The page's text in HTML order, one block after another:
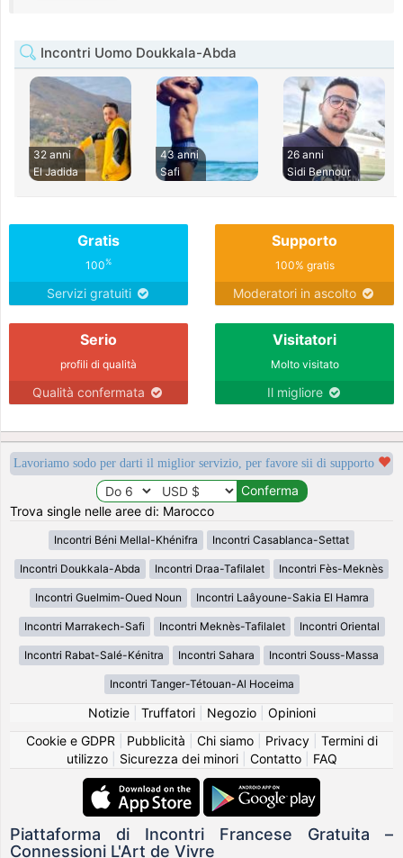
Incontri Uomo Doukkala-Abda
32 anni
El Jadida
43 anni
Safi
26 anni
Sidi Bennour
Gratis
100%
Servizi gratuiti
Supporto
100% gratis
Moderatori in ascolto
Serio
profili di qualità
Qualità confermata
Visitatori
Molto visitato
Il migliore
Lavoriamo sodo per darti il miglior servizio, per favore sii di supporto
Trova single nelle aree di: Marocco
Incontri Béni Mellal-Khénifra Incontri Casablanca-Settat
Incontri Doukkala-Abda Incontri Draa-Tafilalet Incontri Fès-Meknès
Incontri Guelmim-Oued Noun Incontri Laâyoune-Sakia El Hamra
Incontri Marrakech-Safi Incontri Meknès-Tafilalet Incontri Oriental
Incontri Rabat-Salé-Kénitra Incontri Sahara Incontri Souss-Massa
Incontri Tanger-Tétouan-Al Hoceima
Notizie| Truffatori| Negozio| Opinioni
Cookie e GDPR
Pubblicità Chi siamo| Privacy| Termini di
utilizzo| Sicurezza dei minori| Contatto| FAQ
Piattaforma di Incontri Francese Gratuita –
Connessioni L'Art de Vivre